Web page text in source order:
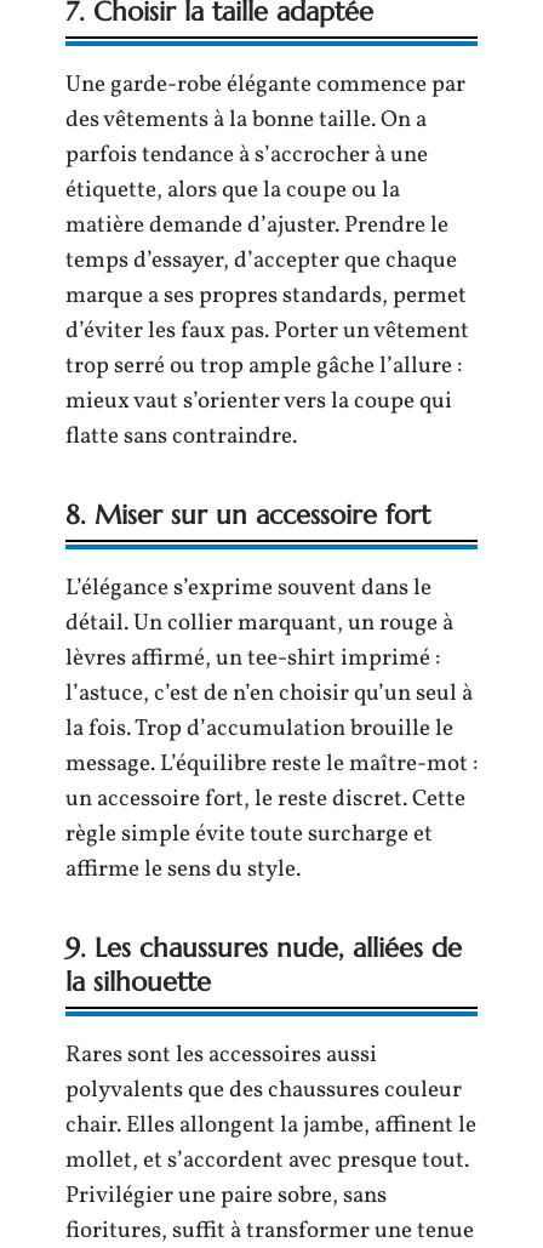
7. Choisir la taille adaptée
Une garde-robe élégante commence par
des vêtements à la bonne taille. On a
parfois tendance à s’accrocher à une
étiquette, alors que la coupe ou la
matière demande d’ajuster. Prendre le
temps d’essayer, d’accepter que chaque
marque a ses propres standards, permet
d’éviter les faux pas. Porter un vêtement
trop serré ou trop ample gâche l’allure :
mieux vaut s’orienter vers la coupe qui
flatte sans contraindre.
8. Miser sur un accessoire fort
L’élégance s’exprime souvent dans le
détail. Un collier marquant, un rouge à
lèvres affirmé, un tee-shirt imprimé :
l’astuce, c’est de n’en choisir qu’un seul à
la fois. Trop d’accumulation brouille le
message. L’équilibre reste le maître-mot :
un accessoire fort, le reste discret. Cette
règle simple évite toute surcharge et
affirme le sens du style.
9. Les chaussures nude, alliées de
la silhouette
Rares sont les accessoires aussi
polyvalents que des chaussures couleur
chair. Elles allongent la jambe, affinent le
mollet, et s’accordent avec presque tout.
Privilégier une paire sobre, sans
fioritures, suffit à transformer une tenue